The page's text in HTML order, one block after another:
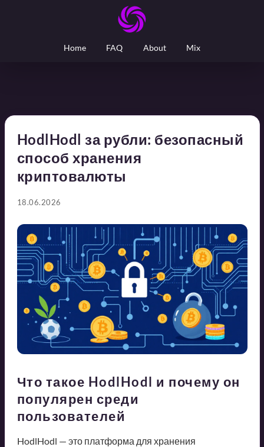
Home FAQ About Mix
HodlHodl за рубли: безопасный
способ хранения
криптовалюты
18.06.2026
Что такое HodlHodl и почему он
популярен среди
пользователей
HodlHodl — это платформа для хранения